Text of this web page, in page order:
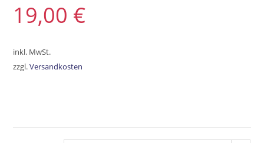
19,00 €
inkl. MwSt.
zzgl.Versandkosten